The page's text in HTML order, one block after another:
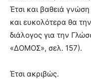
Έτσι και βαθειά
και ευκολότερα θα
διάλογος για την
«ΔΟΜΟΣ», σελ. 157).
Έτσι ακριβώς.